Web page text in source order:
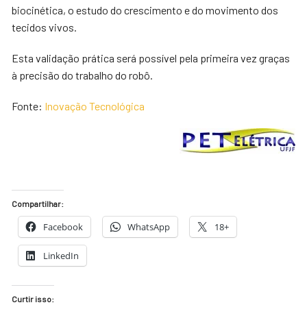
biocinética, o estudo do crescimento e do movimento dos
tecidos vivos.
Esta validação prática será possível pela primeira vez graças
à precisão do trabalho do robô.
Fonte: Inovação Tecnológica
Compartilhar:
Facebook WhatsApp 18+
LinkedIn
Curtir isso: